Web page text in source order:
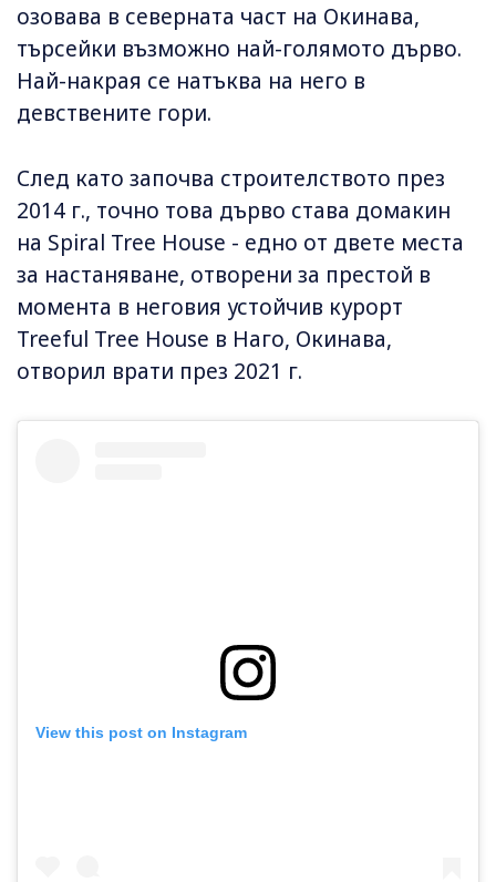
озовава в северната част на Окинава,
търсейки възможно най-голямото дърво.
Най-накрая се натъква на него в
девствените гори.
След като започва строителството през
2014 г., точно това дърво става домакин
на Spiral Tree House - едно от двете места
за настаняване, отворени за престой в
момента в неговия устойчив курорт
Treeful Tree House в Наго, Окинава,
отворил врати през 2021 г.
View this post on Instagram